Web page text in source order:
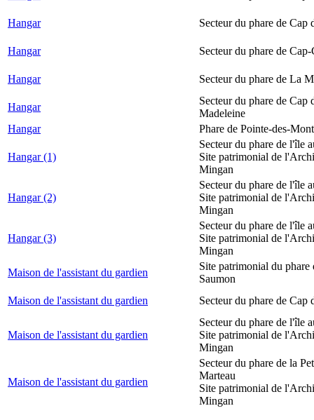
Hangar Secteur du phare de Cap
Hangar Secteur du phare de Cap-
Hangar Secteur du phare de La
Hangar
Secteur du phare de Cap
Madeleine
Hangar
Phare de Pointe-des-
Hangar (1)
Secteur du phare de l'île
Site patrimonial de
Mingan
Hangar (2)
Secteur du phare de l'île
Site patrimonial de
Mingan
Hangar (3)
Secteur du phare de l'île
Site patrimonial de
Mingan
Maison de l'assistant du gardien
Site patrimonial du phare
Saumon
Maison de l'assistant du gardien
Secteur du phare de Cap
Maison de l'assistant du gardien
Secteur du phare de l'île
Site patrimonial de
Mingan
Maison de l'assistant du gardien
Secteur du phare de la
Marteau
Site patrimonial de
Mingan